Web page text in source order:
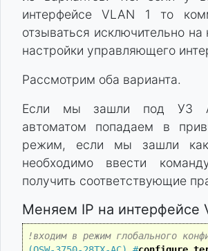
интерфейсе VLAN 1 то
отзываться исключительно на
настройки управляющего
Рассмотрим оба варианта.
Если мы зашли под УЗ
автоматом попадаем в
режим, если мы зашли
необходимо ввести
получить соответствующие
Меняем IP на интерфейсе
!входим в режим глобального